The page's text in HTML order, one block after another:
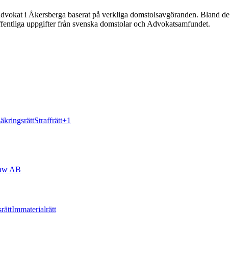
i Åkersberga baserat på verkliga domstolsavgöranden. Bland de
uppgifter från svenska domstolar och Advokatsamfundet.
Straffrätt+1
AB
Immaterialrätt